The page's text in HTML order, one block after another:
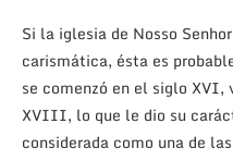
Si la iglesia de Nosso
carismática, ésta es
se comenzó en el siglo
XVIII, lo que le dio su
considerada como una de las